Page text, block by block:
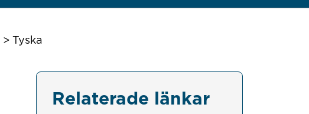
> Tyska
Relaterade länkar